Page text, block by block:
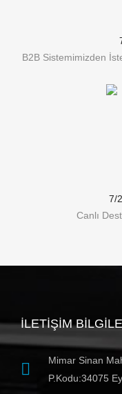
B2B Sistemimizden
7/
Canlı
İLETIŞIM
Mimar Sinan
P.Kodu:34075